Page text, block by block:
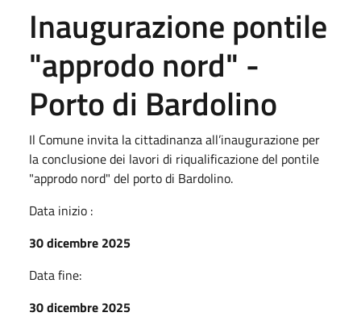
Inaugurazione pontile
"approdo nord" -
Porto di Bardolino
Il Comune invita la cittadinanza all’inaugurazione per
la conclusione dei lavori di riqualificazione del pontile
"approdo nord" del porto di Bardolino.
Data inizio :
30 dicembre 2025
Data fine:
30 dicembre 2025